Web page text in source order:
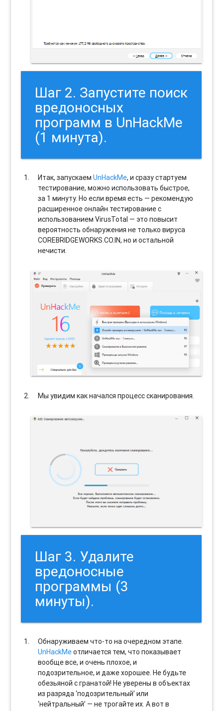
Шаг 2. Запустите поиск
вредоносных
программ в UnHackMe
(1 минута).
Итак, запускаемUnHackMe, и сразу стартуем
тестирование, можно использовать быстрое,
за 1 минуту. Но если время есть — рекомендую
расширенное онлайн тестирование с
использованием VirusTotal — это повысит
вероятность обнаружения не только вируса
COREBRIDGEWORKS.CO.IN, но и остальной
нечисти.
Мы увидим как начался процесс сканирования.
Шаг 3. Удалите
вредоносные
программы (3
минуты).
Обнаруживаем что-то на очередном этапе.
UnHackMeотличается тем, что показывает
вообще все, и очень плохое, и
подозрительное, и даже хорошее. Не будьте
обезьяной с гранатой! Не уверены в объектах
из разряда ‘подозрительный’ или
‘нейтральный’ — не трогайте их. А вот в